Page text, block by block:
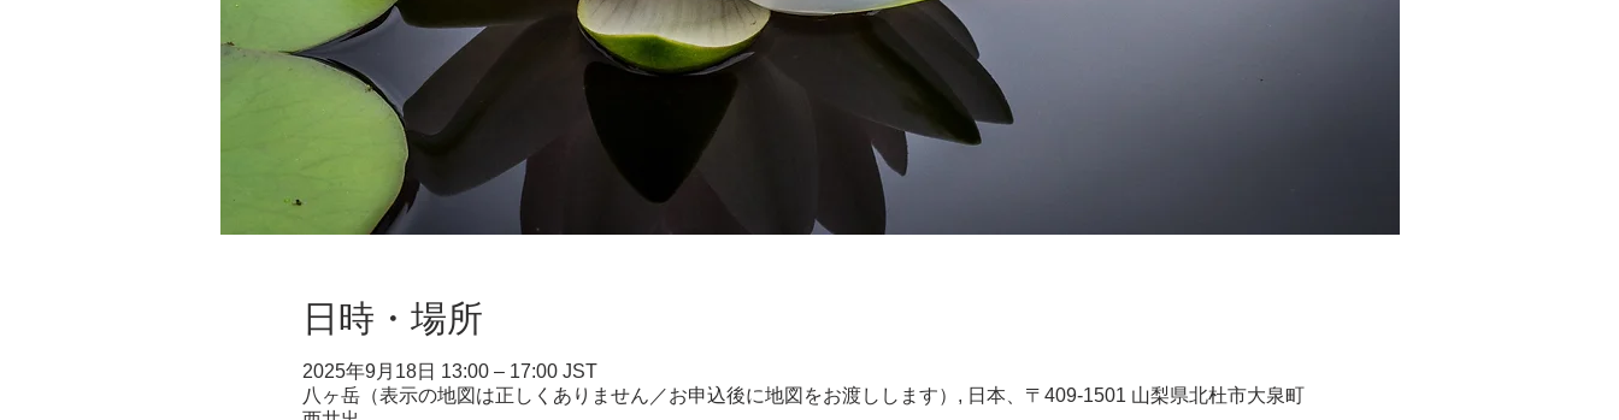
日時・場所
2025年9月18日 13:00 – 17:00 JST
八ヶ岳（表示の地図は正しくありません／お申込後に地図をお渡しします）, 日本、〒409-1501 山梨県北杜市大泉町